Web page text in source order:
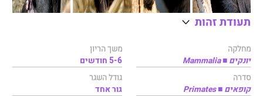
תעודת זהות
מחלקה
יונקים ■ Mammalia
סדרה
קופאים ■ Primates
משך הריון
5-6 חודשים
גודל השגר
גור אחד